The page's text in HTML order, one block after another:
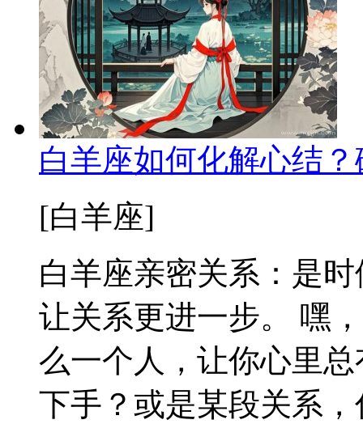
白羊座如何化解心结
[白羊座]
白羊座亲密关系：是
让关系更进一步。 嘿
么一个人，让你心里
下手？或是某段关系